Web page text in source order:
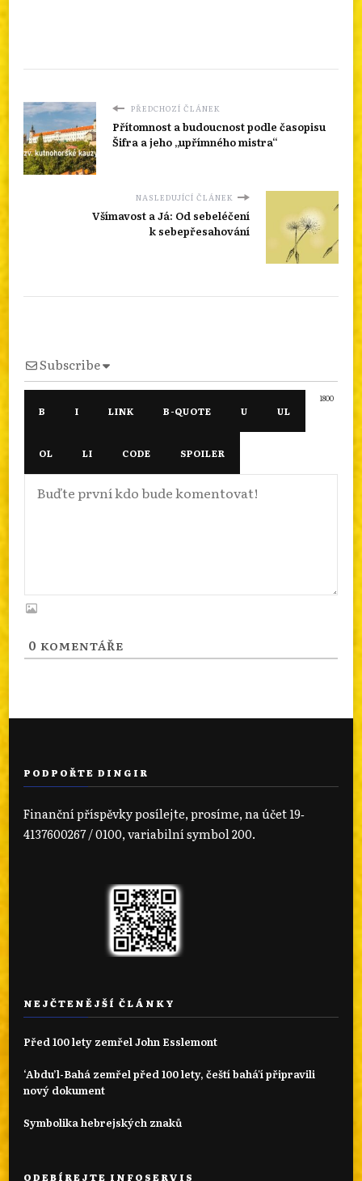
PŘEDCHOZÍ ČLÁNEK
Přítomnost a budoucnost podle časopisu
Šifra a jeho „upřímného mistra“
NASLEDUJÍCÍ ČLÁNEK
Všímavost a Já: Od sebeléčení
k sebepřesahování
Subscribe
1800
0 KOMENTÁŘE
PODPOŘTE DINGIR
Finanční příspěvky posílejte, prosíme, na účet 19‐
4137600267 / 0100, variabilní symbol 200.
NEJČTENĚJŠÍ ČLÁNKY
Před 100 lety zemřel John Esslemont
‘Abdu’l-Bahá zemřel před 100 lety, čeští bahá'í připravili
nový dokument
Symbolika hebrejských znaků
ODEBÍREJTE INFOSERVIS